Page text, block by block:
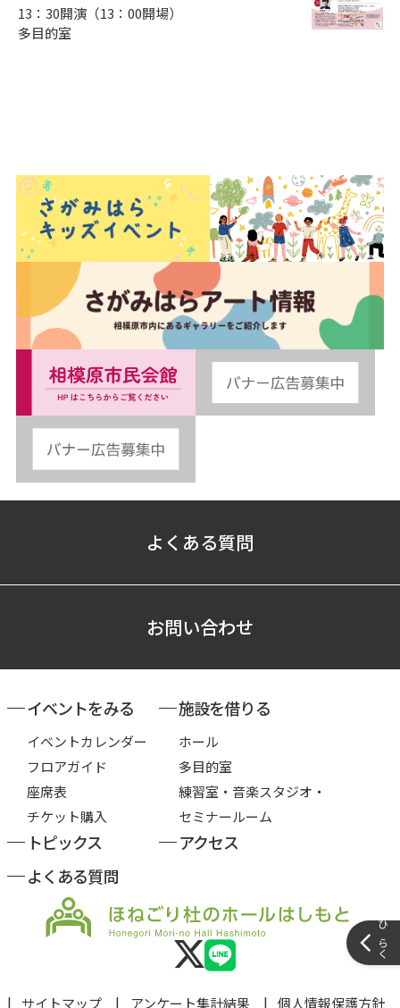
13：30開演（13：00開場）
多目的室
よくある質問
お問い合わせ
サイドメ
イベントをみる
イベントカレンダー
フロアガイド
座席表
チケット購入
施設を借りる
ホール
多目的室
練習室・音楽スタジオ・
セミナールーム
トピックス
アクセス
よくある質問
サイトマップ アンケート集計結果 個人情報保護方針